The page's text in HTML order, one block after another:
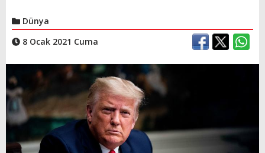
Dünya
8 Ocak 2021 Cuma